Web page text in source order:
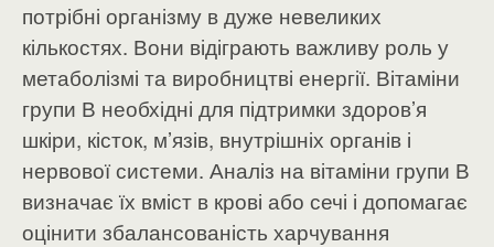
потрібні організму в дуже невеликих
кількостях. Вони відіграють важливу роль у
метаболізмі та виробництві енергії. Вітаміни
групи В необхідні для підтримки здоров’я
шкіри, кісток, м’язів, внутрішніх органів і
нервової системи. Аналіз на вітаміни групи В
визначає їх вміст в крові або сечі і допомагає
оцінити збалансованість харчування